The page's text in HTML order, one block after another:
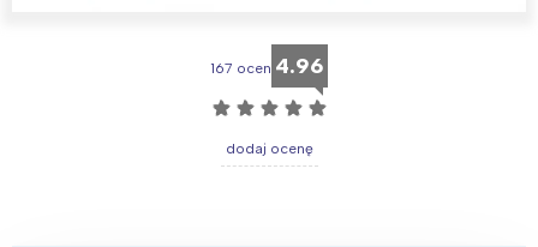
167 ocen 4.96
☆ ☆ ☆ ☆ ☆
dodaj ocenę